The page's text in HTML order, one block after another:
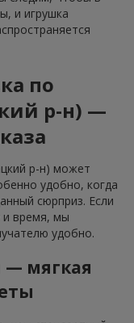
и игрушка
по
р-н) —
р-н) может
удобно, когда
сюрприз. Если
и время, мы
удобно.
— мягкая